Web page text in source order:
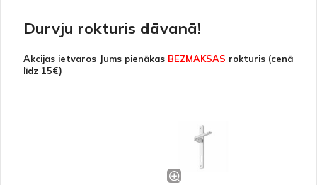
Durvju rokturis dāvanā!
Akcijas ietvaros Jums pienākas BEZMAKSAS rokturis (cenā
līdz 15€)